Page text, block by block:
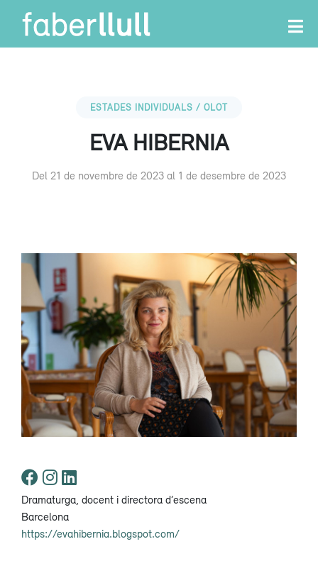
ESTADES INDIVIDUALS / OLOT
EVA HIBERNIA
Del 21 de novembre de 2023 al 1 de desembre de 2023
Dramaturga, docent i directora d’escena
Barcelona
https://evahibernia.blogspot.com/